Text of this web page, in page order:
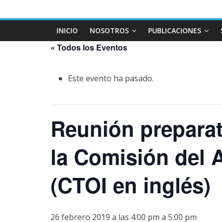
INICIO NOSOTROS PUBLICACIONES
« Todos los Eventos
Este evento ha pasado.
Reunión
la Comisión del
(CTOI en inglés)
26 febrero 2019 a las 4:00 pm a 5:00 pm